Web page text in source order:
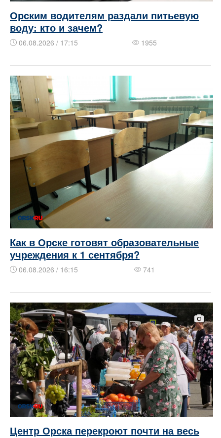
Орским водителям раздали питьевую
воду: кто и зачем?
06.08.2026 / 17:15 1955
Как в Орске готовят образовательные
учреждения к 1 сентября?
06.08.2026 / 16:15 741
Центр Орска перекроют почти на весь